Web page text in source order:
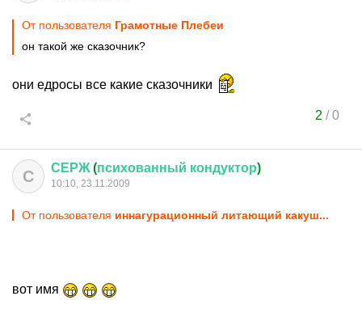
От пользователя Грамотные Плебеи
он такой же сказочник?
они едросы все какие сказочники
2 /0
С СЕРЖ (психованный кондуктор)
10:10, 23.11.2009
От пользователя иннагурационный литающий какуш...
вот имя